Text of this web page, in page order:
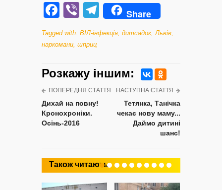
Facebook
ViberTelegram
Share
Tagged with: ВІЛ-інфекція дитсадок, Львів
наркомани шприц
Розкажу iншим:
ПОПЕРЕДНЯ СТАТТЯ
Дихай на повну!
Кронохроніки.
Осінь-2016
НАСТУПНА СТАТТЯ
Тетянка, Танічка
чекає нову маму...
Даймо дитині
шанс!
Також читають